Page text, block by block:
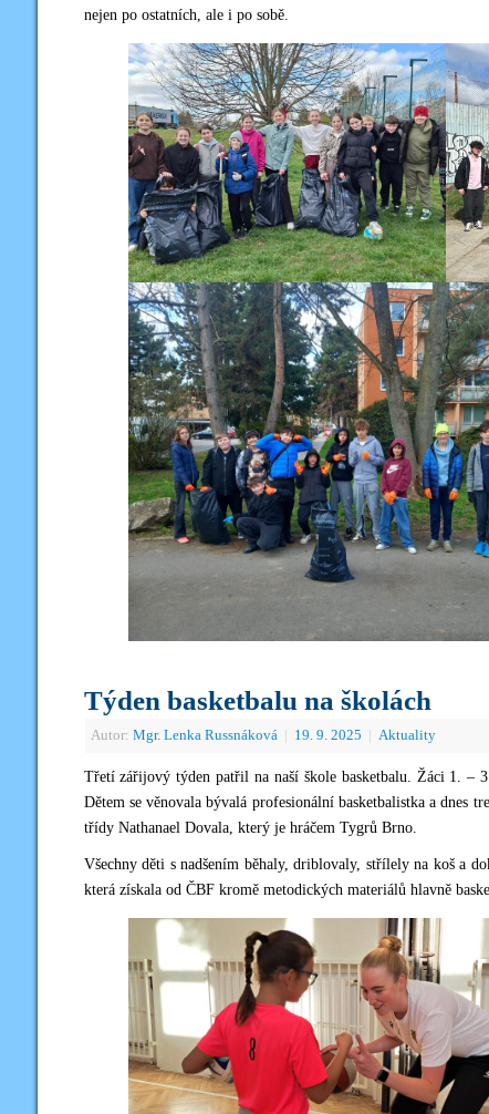
nejen po ostatních, ale i po sobě.
Týden basketbalu na školách
Autor: Mgr. Lenka Russnáková | 19. 9. 2025 | Aktuality
Třetí zářijový týden patřil na naší škole basketbalu. Žáci 1. –
Dětem se věnovala bývalá profesionální basketbalistka a dnes
třídy Nathanael Dovala, který je hráčem Tygrů Brno.
Všechny děti s nadšením běhaly, driblovaly, střílely na koš a
která získala od ČBF kromě metodických materiálů hlavně